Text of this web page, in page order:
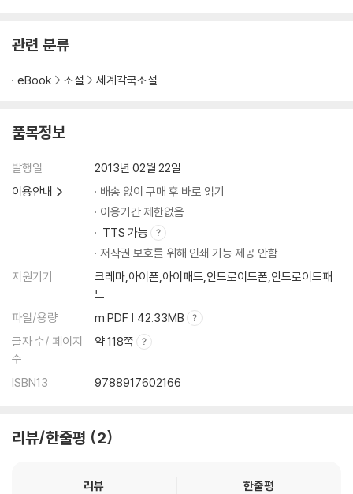
관련 분류
eBook 소설 세계각국소설
품목정보
발행일
2013년 02월 22일
이용안내
배송 없이 구매 후 바로 읽기
이용기간 제한없음
TTS 가능
저작권 보호를 위해 인쇄 기능 제공 안함
지원기기
크레마,아이폰,아이패드,안드로이드폰,안드로이드패
드
파일/용량
m.PDF | 42.33MB
글자 수/ 페이지
수
약 118쪽
ISBN13 9788917602166
리뷰/한줄평 2
리뷰
한줄평